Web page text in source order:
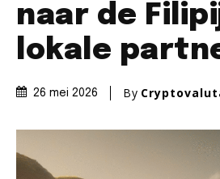
naar de
lokale
26 mei 2026 By